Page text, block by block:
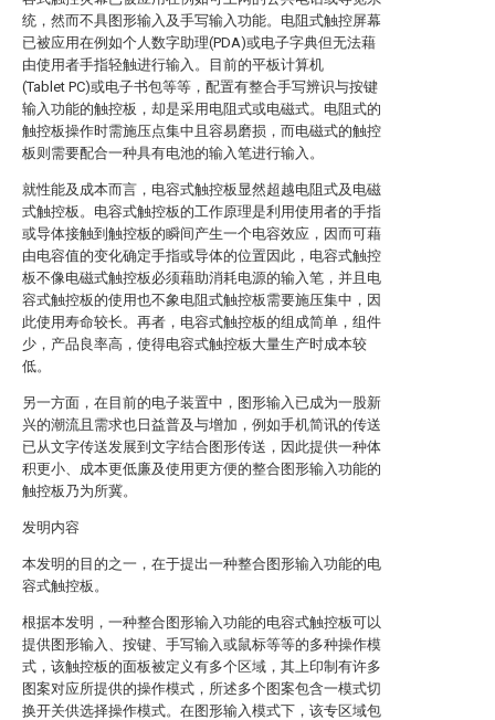
统，然而不具图形输入及手写输入功能。电阻式触控屏幕
已被应用在例如个人数字助理(PDA)或电子字典但无法藉
由使用者手指轻触进行输入。目前的平板计算机
(Tablet PC)或电子书包等等，配置有整合手写辨识与按键
输入功能的触控板，却是采用电阻式或电磁式。电阻式的
触控板操作时需施压点集中且容易磨损，而电磁式的触控
板则需要配合一种具有电池的输入笔进行输入。
就性能及成本而言，电容式触控板显然超越电阻式及电磁
式触控板。电容式触控板的工作原理是利用使用者的手指
或导体接触到触控板的瞬间产生一个电容效应，因而可藉
由电容值的变化确定手指或导体的位置因此，电容式触控
板不像电磁式触控板必须藉助消耗电源的输入笔，并且电
容式触控板的使用也不象电阻式触控板需要施压集中，因
此使用寿命较长。再者，电容式触控板的组成简单，组件
少，产品良率高，使得电容式触控板大量生产时成本较
低。
另一方面，在目前的电子装置中，图形输入已成为一股新
兴的潮流且需求也日益普及与增加，例如手机简讯的传送
已从文字传送发展到文字结合图形传送，因此提供一种体
积更小、成本更低廉及使用更方便的整合图形输入功能的
触控板乃为所冀。
发明内容
本发明的目的之一，在于提出一种整合图形输入功能的电
容式触控板。
根据本发明，一种整合图形输入功能的电容式触控板可以
提供图形输入、按键、手写输入或鼠标等等的多种操作模
式，该触控板的面板被定义有多个区域，其上印制有许多
图案对应所提供的操作模式，所述多个图案包含一模式切
换开关供选择操作模式。在图形输入模式下，该专区域包